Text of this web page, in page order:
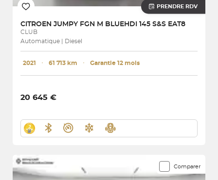
PRENDRE RDV
CITROEN JUMPY FGN M BLUEHDI 145 S&S EAT8
CLUB
Automatique | Diesel
2021 ･ 61 713 km ･ Garantie 12 mois
20 645 €
Comparer